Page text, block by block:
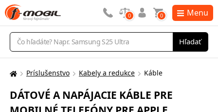
Vyhľadávanie
Hľadať
0 0 Menu
Tu
nachádzate:
Príslušenstvo Kabely a redukce Káble
DÁTOVÉ A NAPÁJACIE KÁBLE PRE